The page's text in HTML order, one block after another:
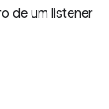
de um listener